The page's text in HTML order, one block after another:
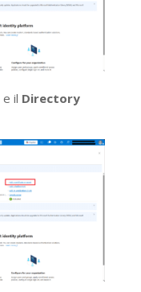
e il Directory